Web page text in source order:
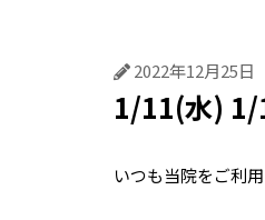
2022年12月25日
1/11(水) 1/
いつも当院をご利